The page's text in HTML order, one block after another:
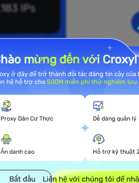
IPs
tôi trải dài
nhịp như
mừng đến với Croxy!
ở đây để trở thành đối tác đáng tin cậy của
hệ hỗ trợ cho500M miễn phí thử nghiệm lưu
Proxy Dân Cư Thực Dễ dàng quản lý
Ẩn danh cao Hỗ trợ kỹ thuật
Bắt đầu Liên hệ với chúng tôi để